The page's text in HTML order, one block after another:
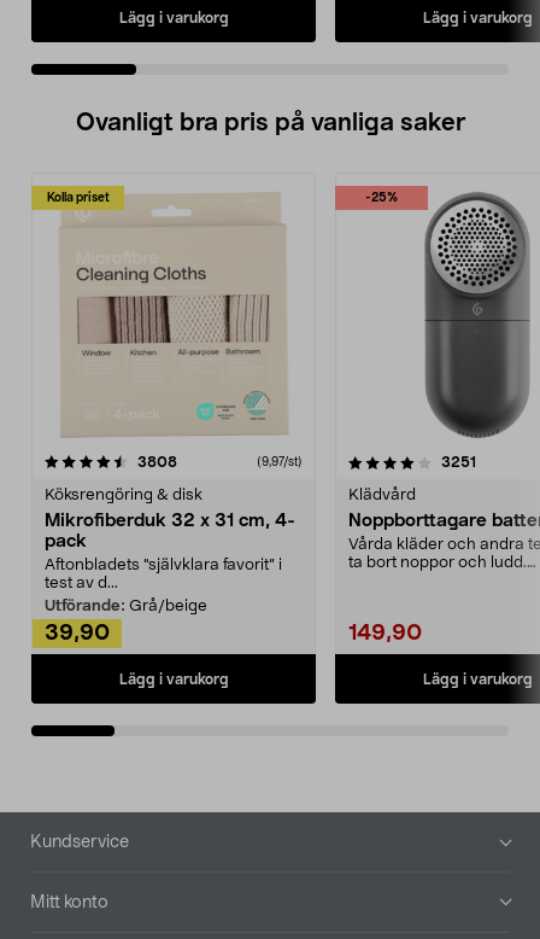
Lägg i varukorg Lägg i varukorg
Ovanligt bra pris på vanliga saker
Kolla priset
3808recensioner (9,97/st)
Köksrengöring & disk
Mikrofiberduk 32 x 31 cm, 4-
pack
Aftonbladets "självklara favorit” i
test av d...
Utförande: Grå/beige
39,90
Lägg i varukorg
-25%
4.0av 5 stjärnor 3251
Klädvård
Noppborttagare
Vårda kläder och andra
ta bort noppor och ludd.
149,90
Lägg i varukorg
4.5av 5 stjärnor
Sidfot
Kundservice
Mitt konto